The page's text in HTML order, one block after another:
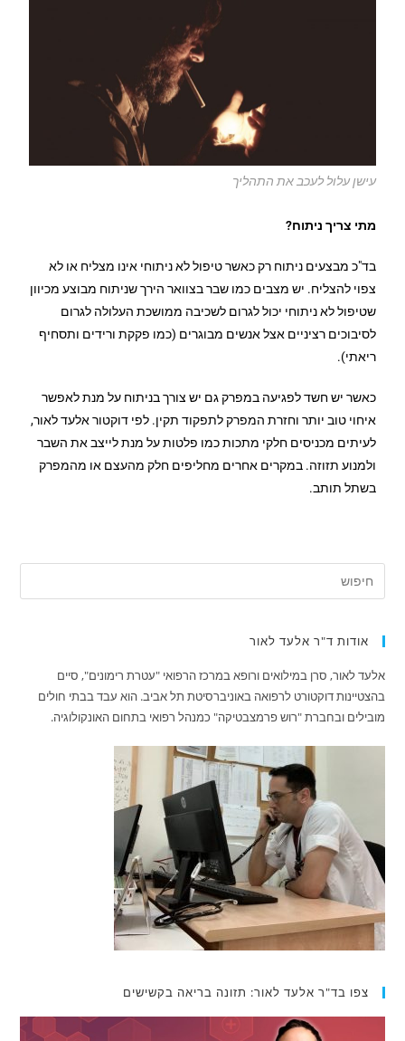
עישן עלול לעכב את התהליך
מתי צריך ניתוח?
בד"כ מבצעים ניתוח רק כאשר טיפול לא ניתוחי אינו מצליח או לא
צפוי להצליח. יש מצבים כמו שבר בצוואר הירך שניתוח מבוצע מכיוון
שטיפול לא ניתוחי יכול לגרום לשכיבה ממושכת העלולה לגרום
לסיבוכים רציניים אצל אנשים מבוגרים (כמו פקקת ורידים ותסחיף
ריאתי).
כאשר יש חשד לפגיעה במפרק גם יש צורך בניתוח על מנת לאפשר
איחוי טוב יותר וחזרת המפרק לתפקוד תקין.לפי דוקטור אלעד לאור,
לעיתים מכניסים חלקי מתכות כמו פלטות על מנת לייצב את השבר
ולמנוע תזוזה. במקרים אחרים מחליפים חלק מהעצם או מהמפרק
בשתל תותב.
אודות ד"ר אלעד לאור
אלעד לאור, סרן במילואים ורופא במרכז הרפואי "עטרת רימונים", סיים
בהצטיינות דוקטורט לרפואה באוניברסיטת תל אביב. הוא עבד בבתי חולים
מובילים ובחברת "רוש פרמצבטיקה" כמנהל רפואי בתחום האונקולוגיה.
צפו בד"ר אלעד לאור: תזונה בריאה בקשישים